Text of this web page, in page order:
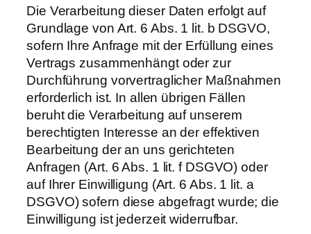
Die Verarbeitung dieser Daten erfolgt auf
Grundlage von Art. 6 Abs. 1 lit. b DSGVO,
sofern Ihre Anfrage mit der Erfüllung eines
Vertrags zusammenhängt oder zur
Durchführung vorvertraglicher Maßnahmen
erforderlich ist. In allen übrigen Fällen
beruht die Verarbeitung auf unserem
berechtigten Interesse an der effektiven
Bearbeitung der an uns gerichteten
Anfragen (Art. 6 Abs. 1 lit. f DSGVO) oder
auf Ihrer Einwilligung (Art. 6 Abs. 1 lit. a
DSGVO) sofern diese abgefragt wurde; die
Einwilligung ist jederzeit widerrufbar.